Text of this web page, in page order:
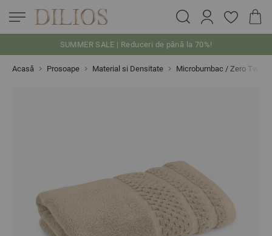
SUMMER SALE | Reduceri de până la 70%!
Acasă Prosoape Material si Densitate Microbumbac / Zero Twist